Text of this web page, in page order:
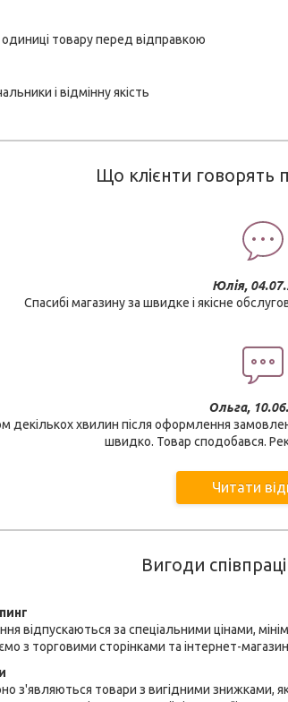
одиниці товару перед відправкою
і відмінну якість
Що клієнти говорять
Юлія,
Спасибі магазину за швидке і якісне
Ольга,
декількох хвилин після оформлення
швидко. Товар сподобався.
Читати
Вигоди
відпускаються за спеціальними цінами,
з торговими сторінками та інтернет-
з'являються товари з вигідними